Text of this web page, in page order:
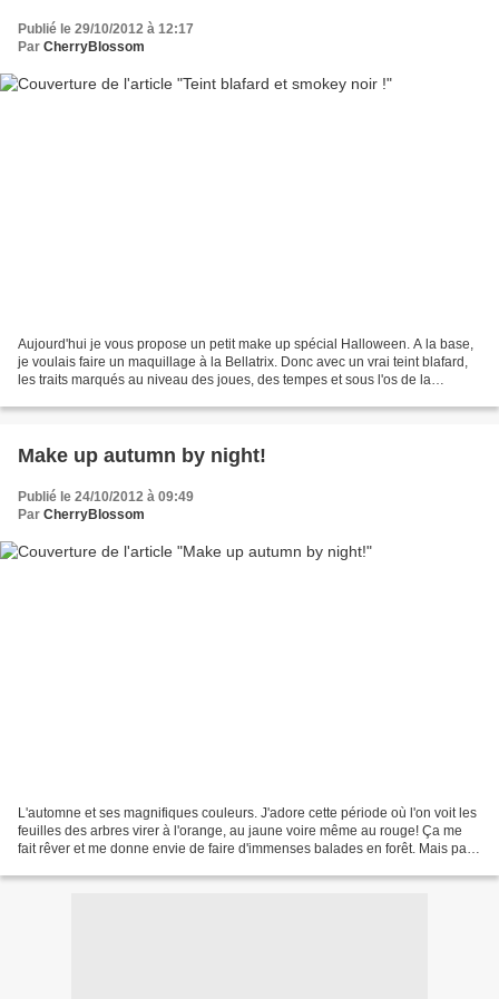
Publié le 29/10/2012 à 12:17
Par CherryBlossom
Aujourd'hui je vous propose un petit make up spécial Halloween. A la base,
je voulais faire un maquillage à la Bellatrix. Donc avec un vrai teint blafard,
les traits marqués au niveau des joues, des tempes et sous l'os de la
Make up autumn by night!
Publié le 24/10/2012 à 09:49
Par CherryBlossom
L'automne et ses magnifiques couleurs. J'adore cette période où l'on voit les
feuilles des arbres virer à l'orange, au jaune voire même au rouge! Ça me
fait rêver et me donne envie de faire d'immenses balades en forêt. Mais pas